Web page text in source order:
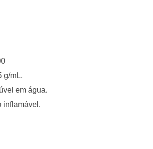
g/mL.
em água.
inflamável.